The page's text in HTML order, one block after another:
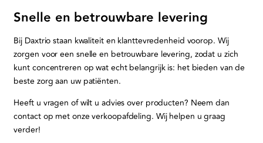
Snelle en betrouwbare levering
Bij Daxtrio staan kwaliteit en klanttevredenheid voorop. Wij
zorgen voor een snelle en betrouwbare levering, zodat u zich
kunt concentreren op wat echt belangrijk is: het bieden van de
beste zorg aan uw patiënten.
Heeft u vragen of wilt u advies over producten? Neem dan
contact op met onze verkoopafdeling. Wij helpen u graag
verder!